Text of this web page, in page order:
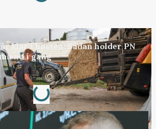
klar i høsten: Sådan holder PN
i gang
Annonce
Loading...